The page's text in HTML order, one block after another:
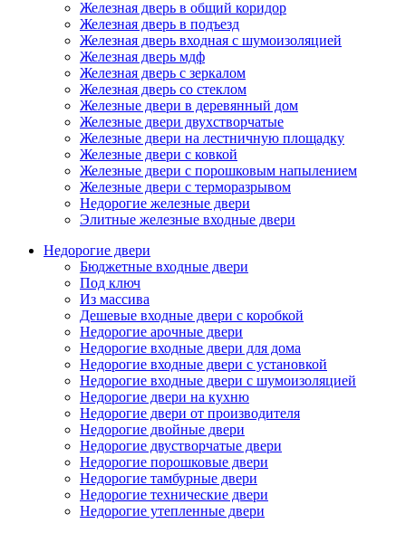
Железная дверь в общий коридор
Железная дверь в подъезд
Железная дверь входная с шумоизоляцией
Железная дверь мдф
Железная дверь с зеркалом
Железная дверь со стеклом
Железные двери в деревянный дом
Железные двери двухстворчатые
Железные двери на лестничную площадку
Железные двери с ковкой
Железные двери с порошковым напылением
Железные двери с терморазрывом
Недорогие железные двери
Элитные железные входные двери
Недорогие двери
Бюджетные входные двери
Под ключ
Из массива
Дешевые входные двери с коробкой
Недорогие арочные двери
Недорогие входные двери для дома
Недорогие входные двери с установкой
Недорогие входные двери с шумоизоляцией
Недорогие двери на кухню
Недорогие двери от производителя
Недорогие двойные двери
Недорогие двустворчатые двери
Недорогие порошковые двери
Недорогие тамбурные двери
Недорогие технические двери
Недорогие утепленные двери